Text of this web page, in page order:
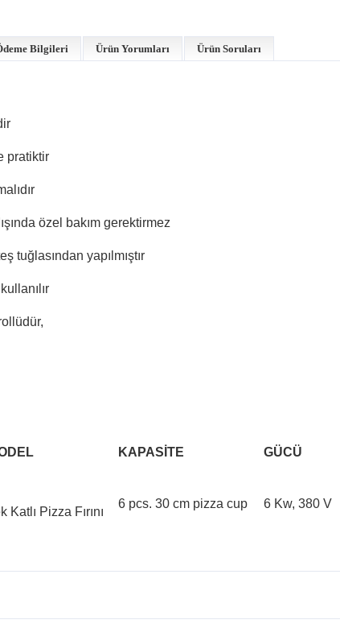
Bilgileri Ürün Yorumları Ürün Soruları
pratiktir
özel bakım gerektirmez
tuğlasından yapılmıştır
KAPASİTE GÜCÜ
Katlı Pizza Fırını
6 pcs. 30 cm pizza cup 6 Kw, 380 V